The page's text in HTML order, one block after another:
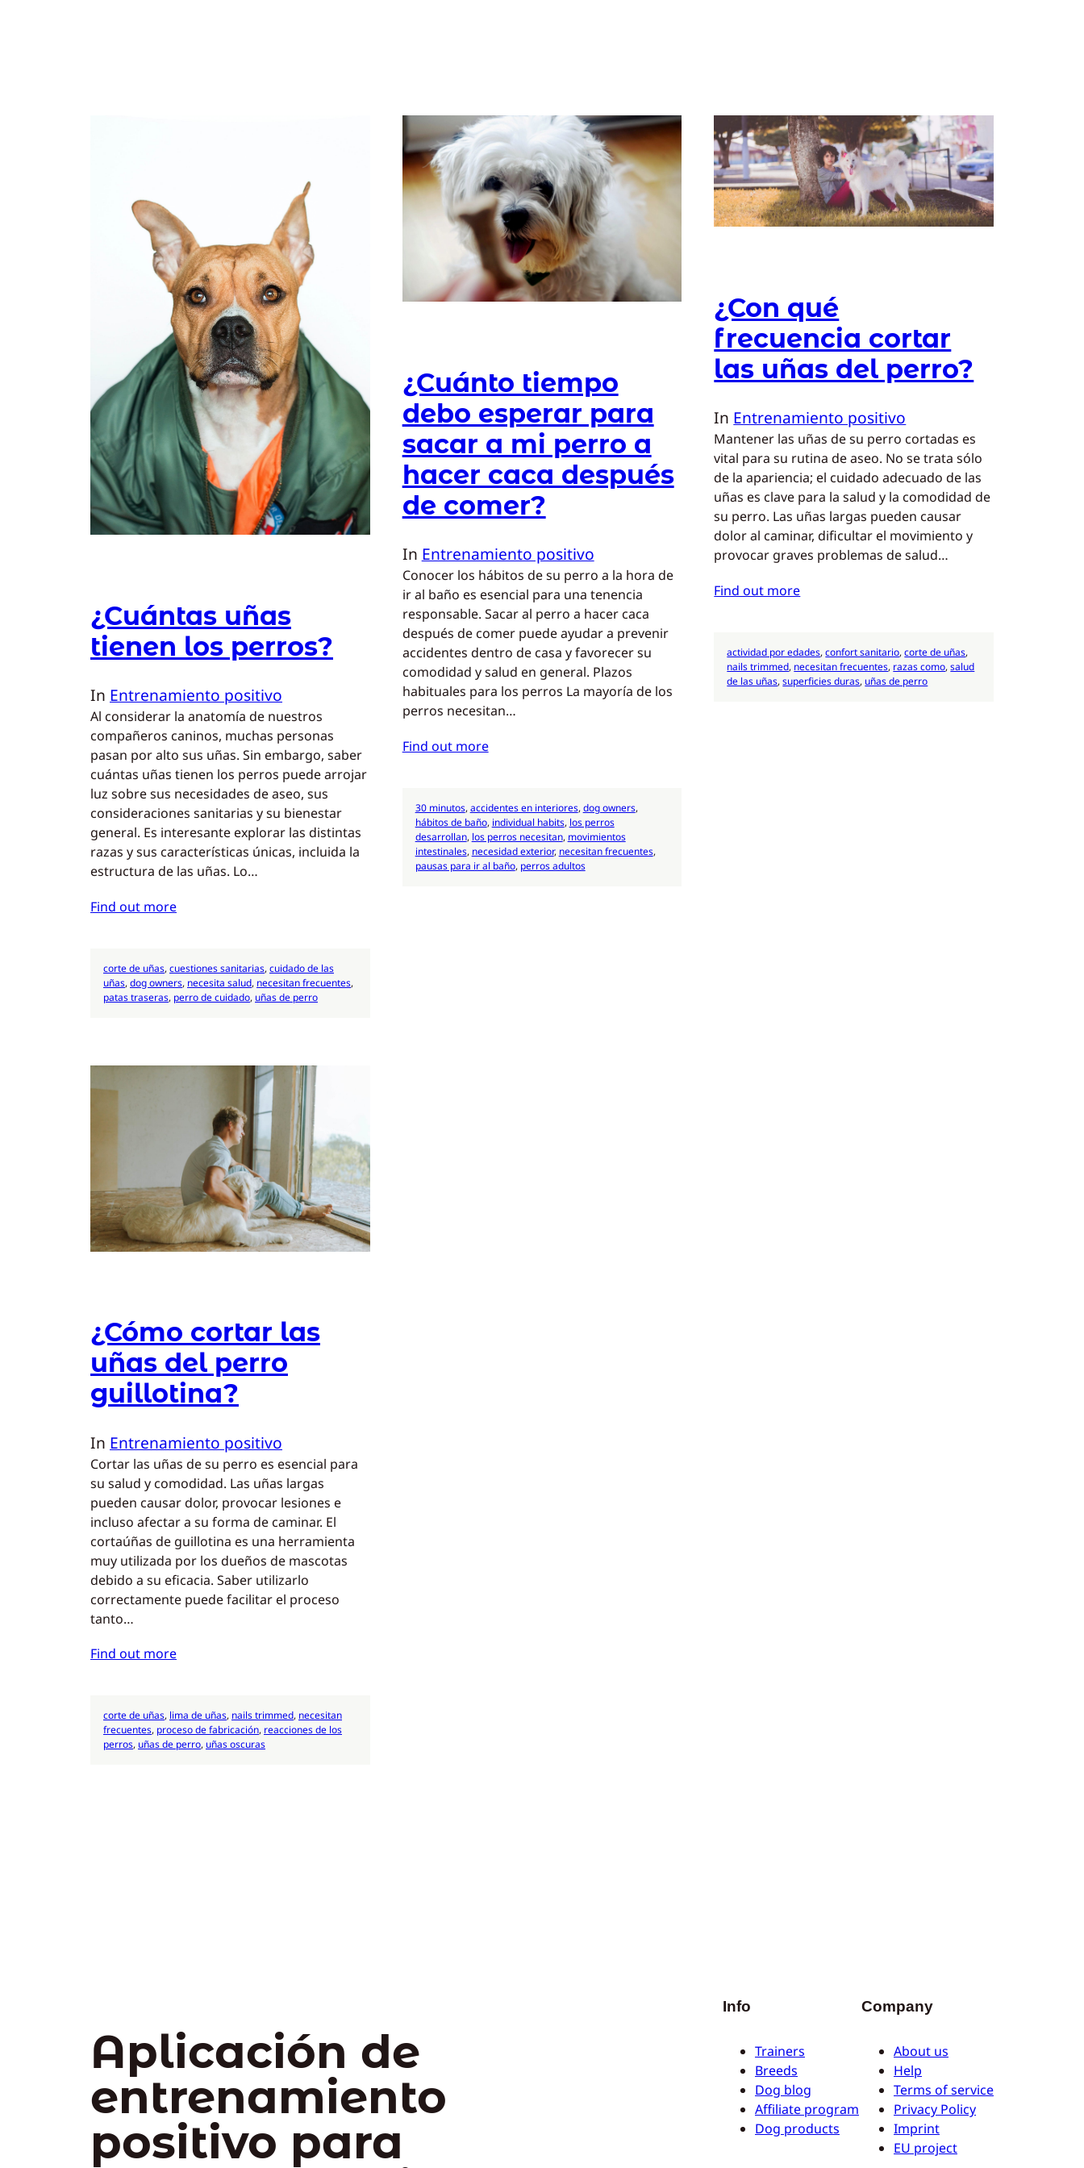
¿Cuántas uñas
tienen los perros?
In Entrenamiento positivo
Al considerar la anatomía de nuestros
compañeros caninos, muchas personas
pasan por alto sus uñas. Sin embargo, saber
cuántas uñas tienen los perros puede arrojar
luz sobre sus necesidades de aseo, sus
consideraciones sanitarias y su bienestar
general. Es interesante explorar las distintas
razas y sus características únicas, incluida la
estructura de las uñas. Lo…
Find out more
corte de uñas, cuestiones sanitarias, cuidado de las
uñas, dog owners, necesita salud, necesitan frecuentes
patas traseras, perro de cuidado, uñas de perro
¿Cuánto tiempo
debo esperar para
sacar a mi perro a
hacer caca después
de comer?
In Entrenamiento positivo
Conocer los hábitos de su perro a la hora de
ir al baño es esencial para una tenencia
responsable. Sacar al perro a hacer caca
después de comer puede ayudar a prevenir
accidentes dentro de casa y favorecer su
comodidad y salud en general. Plazos
habituales para los perros La mayoría de los
perros necesitan…
Find out more
30 minutos, accidentes en interiores, dog owners
hábitos de baño, individual habits, los perros
desarrollan, los perros necesitan, movimientos
intestinales, necesidad exterior, necesitan frecuentes
pausas para ir al baño, perros adultos
¿Con qué
frecuencia cortar
las uñas del perro?
In Entrenamiento positivo
Mantener las uñas de su perro cortadas es
vital para su rutina de aseo. No se trata sólo
de la apariencia; el cuidado adecuado de las
uñas es clave para la salud y la comodidad de
su perro. Las uñas largas pueden causar
dolor al caminar, dificultar el movimiento y
provocar graves problemas de salud…
Find out more
actividad por edades, confort sanitario, corte de uñas
nails trimmed, necesitan frecuentes, razas como, salud
de las uñas, superficies duras, uñas de perro
¿Cómo cortar las
uñas del perro
guillotina?
In Entrenamiento positivo
Cortar las uñas de su perro es esencial para
su salud y comodidad. Las uñas largas
pueden causar dolor, provocar lesiones e
incluso afectar a su forma de caminar. El
cortaúñas de guillotina es una herramienta
muy utilizada por los dueños de mascotas
debido a su eficacia. Saber utilizarlo
correctamente puede facilitar el proceso
tanto…
Find out more
corte de uñas, lima de uñas, nails trimmed, necesitan
frecuentes, proceso de fabricación, reacciones de los
perros, uñas de perro, uñas oscuras
Aplicación de
entrenamiento
positivo para
Info
Trainers
Breeds
Dog blog
Affiliate program
Dog products
Company
About us
Help
Terms of service
Privacy Policy
Imprint
EU project